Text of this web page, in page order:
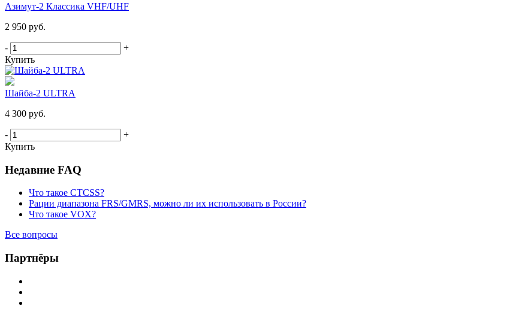
Азимут-2 Классика VHF/UHF
2 950 руб.
-
+
Купить
Шайба-2 ULTRA
4 300 руб.
-
+
Купить
Недавние FAQ
Что такое CTCSS?
Рации диапазона FRS/GMRS, можно ли их использовать в России?
Что такое VOX?
Все вопросы
Партнёры